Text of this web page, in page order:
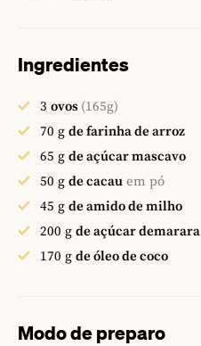
Ingredientes
3 ovos (165g)
70 g de farinha de arroz
65 g de açúcar mascavo
50 g de cacau em pó
45 g de amido de milho
200 g de açúcar demarara
170 g de óleo de coco
Modo de preparo